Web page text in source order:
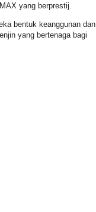
yang berprestij.
bentuk keanggunan dan
yang bertenaga bagi